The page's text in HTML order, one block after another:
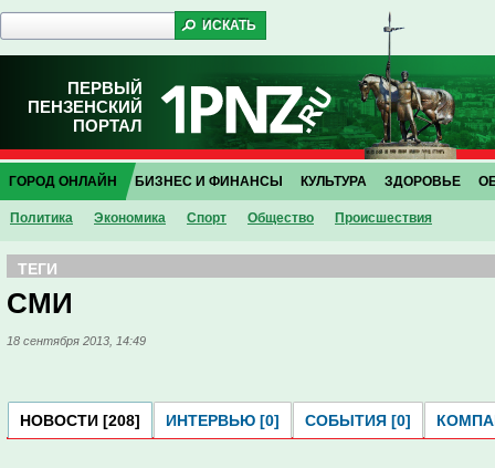
ПЕРВЫЙ
ПЕНЗЕНСКИЙ
ПОРТАЛ
ГОРОД ОНЛАЙН
Политика Экономика Спорт Общество Проиcшествия
БИЗНЕС И ФИНАНСЫ КУЛЬТУРА ЗДОРОВЬЕ
ТЕГИ
СМИ
18 сентября 2013, 14:49
НОВОСТИ [208] ИНТЕРВЬЮ [0] СОБЫТИЯ [0]